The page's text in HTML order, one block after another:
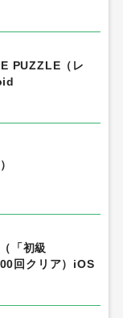
PUZZLE（レ
「初級
回クリア）iOS